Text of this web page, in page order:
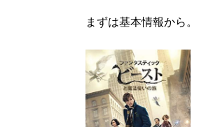
まずは基本情報から。